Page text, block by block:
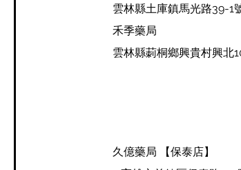
雲林縣土庫鎮馬光路39-1
禾季藥局
雲林縣莿桐鄉興貴村興北
久億藥局 【保泰店】